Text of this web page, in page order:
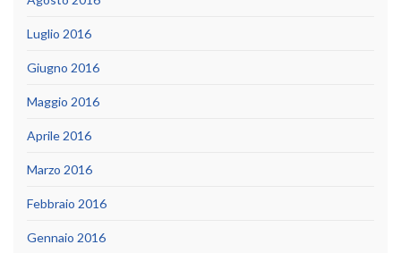
Luglio 2016
Giugno 2016
Maggio 2016
Aprile 2016
Marzo 2016
Febbraio 2016
Gennaio 2016